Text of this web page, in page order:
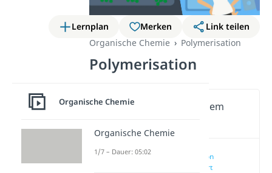
Lernplan Merken
Link teilen
Organische Chemie
Polymerisation
Polymerisation
Wichtige Inhalte in diesem
Polymerisation
einfach erklärt
Organische Chemie
Organische Chemie
1/7 – Dauer: 05:02